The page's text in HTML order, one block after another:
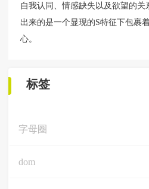
自我认同、情感缺失以及欲望的
出来的是一个显现的S特征下包裹
心。
标签
字母圈
dom